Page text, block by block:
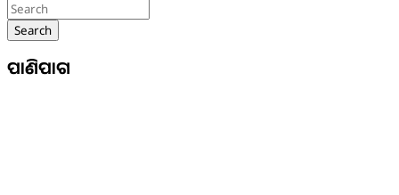
Search
ପାଣିପାଗ